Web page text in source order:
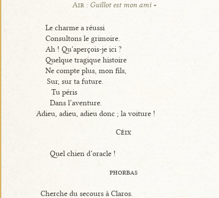
Air : Guillot est mon ami
Le charme a réussi
Consultons le grimoire.
Ah ! Qu’aperçois-je ici ?
Quelque tragique histoire
Ne compte plus, mon fils,
Sur, sur ta future.
Tu péris
Dans l’aventure.
Adieu, adieu, adieu donc ; la voiture !
Céix
Quel chien d’oracle !
phorbas
Cherche du secours à Claros.